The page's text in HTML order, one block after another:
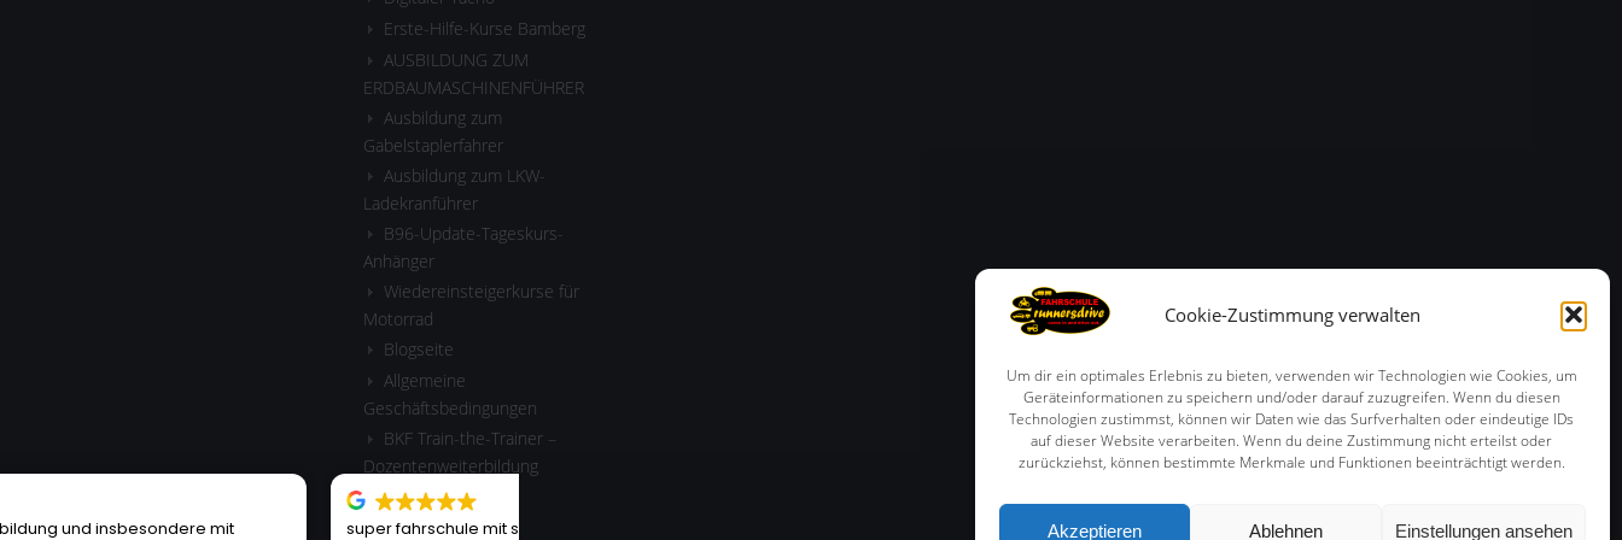
Cookie-Zustimmung verwalten
Um dir ein optimales Erlebnis zu bieten, verwenden wir Technologien wie Cookies, um
Geräteinformationen zu speichern und/oder darauf zuzugreifen. Wenn du diesen
Technologien zustimmst, können wir Daten wie das Surfverhalten oder eindeutige IDs
auf dieser Website verarbeiten. Wenn du deine Zustimmung nicht erteilst oder
zurückziehst, können bestimmte Merkmale und Funktionen beeinträchtigt werden.
Akzeptieren Ablehnen Einstellungen ansehen
Erste-Hilfe-Kurse Bamberg
AUSBILDUNG ZUM
ERDBAUMASCHINENFÜHRER
Ausbildung zum
Gabelstaplerfahrer
Ausbildung zum LKW-
Ladekranführer
B96-Update-Tageskurs-
Anhänger
Wiedereinsteigerkurse für
Motorrad
Blogseite
Allgemeine
Geschäftsbedingungen
BKF Train-the-Trainer –
Dozentenweiterbildung
RULE
super fahrschule mit sehr netten fahrlehrern und geile
Sehr gute Fahrschule und super nette Mitarbeiter. Die
Ich muss euch fettes Danke sagen, für die Schönen und